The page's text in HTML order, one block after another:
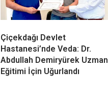
Çiçekdağı Devlet
Hastanesi’nde Veda: Dr.
Abdullah Demiryürek
Eğitimi İçin Uğurlandı